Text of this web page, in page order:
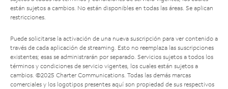
están sujetos a cambios. No están disponibles en todas las áreas. Se aplican
restricciones.
Puede solicitarse la activación de una nueva suscripción para ver contenido a
través de cada aplicación de streaming. Esto no reemplaza las suscripciones
existentes; esas se administrarán por separado. Servicios sujetos a todos los
términos y condiciones de servicio vigentes, los cuales están sujetos a
cambios. ©2025 Charter Communications. Todas las demás marcas
comerciales y los logotipos presentes aquí son propiedad de sus respectivos